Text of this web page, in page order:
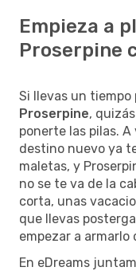
Empieza a
Proserpine
Si llevas un tiempo
Proserpine,
ponerte las pilas.
destino nuevo ya
maletas, y
no se te va de la
corta, unas
que llevas
empezar a armarlo
En eDreams